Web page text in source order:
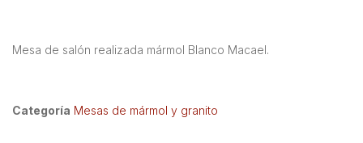
Mesa de salón realizada mármol Blanco Macael.
Categoría Mesas de mármol y granito